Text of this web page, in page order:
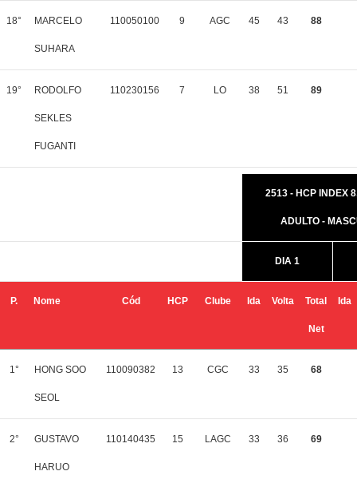
18° MARCELO
SUHARA
110050100 9 AGC 45 43 88
19° RODOLFO
SEKLES
FUGANTI
110230156 7 LO 38 51 89
2513 - HCP INDEX
ADULTO -
DIA 1
P. Nome Cód HCP Clube Ida Volta Total
Net
Ida
1° HONG SOO
SEOL
110090382 13 CGC 33 35 68
2° GUSTAVO
HARUO
110140435 15 LAGC 33 36 69